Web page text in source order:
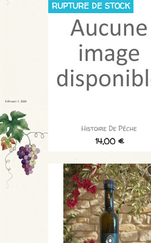
Histoire De Pêche
14,00 €
RUPTURE DE STOCK